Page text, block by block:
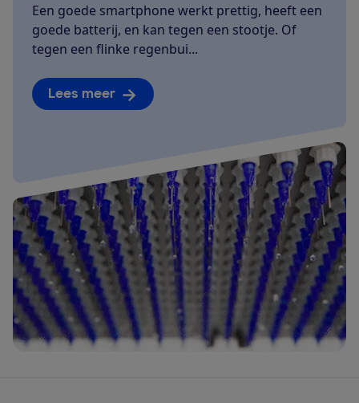
Een goede smartphone werkt prettig, heeft een
goede batterij, en kan tegen een stootje. Of
tegen een flinke regenbui...
Lees meer